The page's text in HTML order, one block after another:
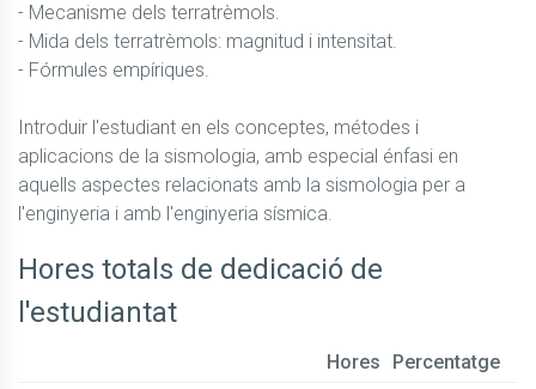
- Mecanisme dels terratrèmols.
- Mida dels terratrèmols: magnitud i intensitat.
- Fórmules empíriques.
Introduir l'estudiant en els conceptes, métodes i
aplicacions de la sismologia, amb especial énfasi en
aquells aspectes relacionats amb la sismologia per a
l'enginyeria i amb l'enginyeria sísmica.
Hores totals de dedicació de
l'estudiantat
Hores Percentatge